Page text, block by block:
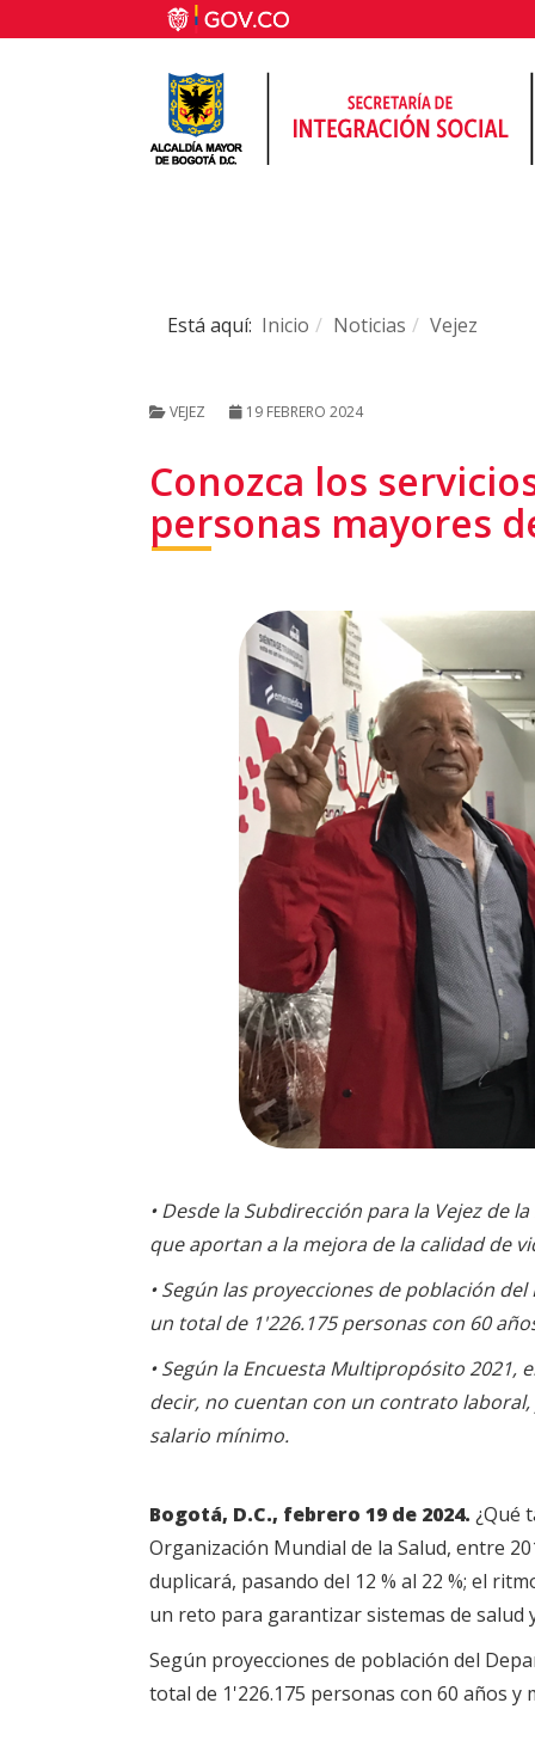
Está aquí: Inicio Noticias Vejez
VEJEZ 19 FEBRERO 2024
Conozca los
personas mayores
• Desde la Subdirección para la Vejez de
que aportan a la mejora de la calidad de
• Según las proyecciones de población
un total de 1'226.175 personas con 60
• Según la Encuesta Multipropósito 2021,
decir, no cuentan con un contrato
salario mínimo.
Bogotá, D.C., febrero 19 de 2024. ¿Qué
Organización Mundial de la Salud, entre
duplicará, pasando del 12 % al 22 %; el
un reto para garantizar sistemas de
Según proyecciones de población del
total de 1'226.175 personas con 60 años